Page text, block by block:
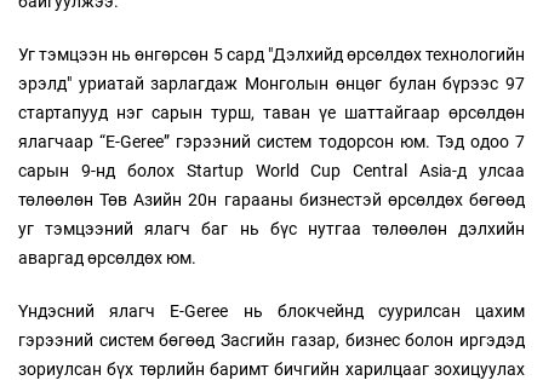
Уг тэмцээн нь өнгөрсөн 5 сард "Дэлхийд өрсөлдөх технологийн
эрэлд" уриатай зарлагдаж Монголын өнцөг булан бүрээс 97
стартапууд нэг сарын турш, таван үе шаттайгаар өрсөлдөн
ялагчаар “E-Geree” гэрээний систем тодорсон юм. Тэд одоо 7
сарын 9-нд болох Startup World Cup Central Asia-д улсаа
төлөөлөн Төв Азийн 20н гарааны бизнестэй өрсөлдөх бөгөөд
уг тэмцээний ялагч баг нь бүс нутгаа төлөөлөн дэлхийн
аваргад өрсөлдөх юм.
Үндэсний ялагч E-Geree нь блокчейнд суурилсан цахим
гэрээний систем бөгөөд Засгийн газар, бизнес болон иргэдэд
зориулсан бүх төрлийн баримт бичгийн харилцааг зохицуулах